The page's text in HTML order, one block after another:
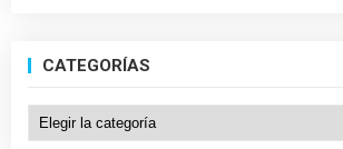
CATEGORÍAS
Categorías